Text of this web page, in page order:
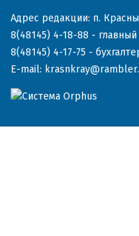
Адрес редакции: п.
8(48145) 4-18-88 -
8(48145) 4-17-75 -
E-mail: